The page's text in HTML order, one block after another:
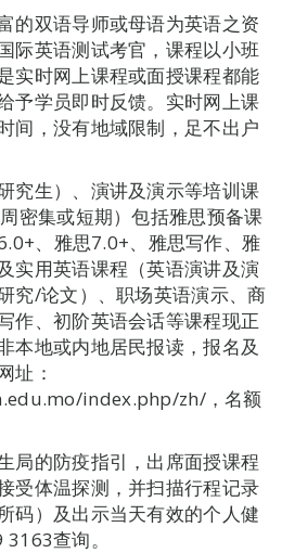
的双语导师或母语为英语之资
际英语测试考官，课程以小班
实时网上课程或面授课程都能
予学员即时反馈。实时网上课
间，没有地域限制，足不出户
究生）、演讲及演示等培训课
密集或短期）包括雅思预备课
、雅思7.0+、雅思写作、雅
实用英语课程（英语演讲及演
究/论文）、职场英语演示、商
作、初阶英语会话等课程现正
本地或内地居民报读，报名及
址：
index.php/zh/，名额
局的防疫指引，出席面授课程
受体温探测，并扫描行程记录
码）及出示当天有效的个人健
查询。